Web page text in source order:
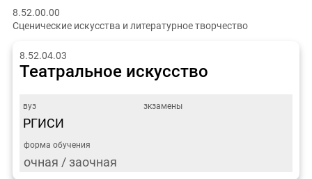
8.52.00.00
Сценические искусства и литературное творчество
8.52.04.03
Театральное искусство
РГИСИ
очная / заочная